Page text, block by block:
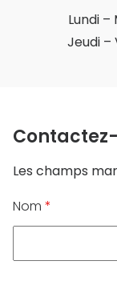
Lundi
Jeudi –
Les champs
Nom *